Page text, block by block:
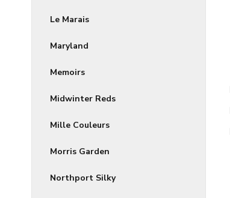
Le Marais
Maryland
Memoirs
Midwinter Reds
Mille Couleurs
Morris Garden
Northport Silky